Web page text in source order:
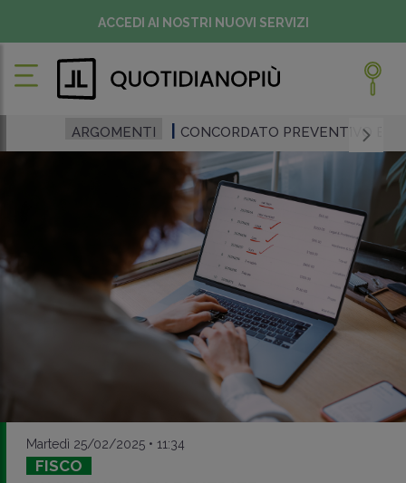
ACCEDI AI NOSTRI NUOVI SERVIZI
ARGOMENTI CONCORDATO PREVENTIVO
Martedì 25/02/2025 • 11:34
FISCO